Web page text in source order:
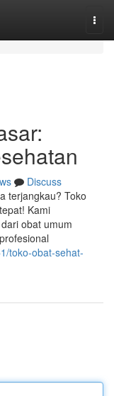
Discuss
terjangkau? Toko
Kami
obat umum
toko-obat-sehat-